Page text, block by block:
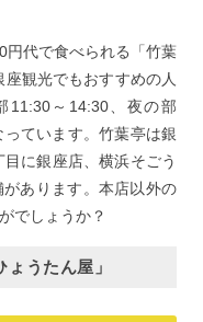
円代で食べられる「竹葉
観光でもおすすめの人
11:30～14:30、夜の部
ています。竹葉亭は銀
に銀座店、横浜そごう
あります。本店以外の
でしょうか？
うたん屋」